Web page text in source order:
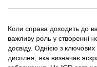
Коли справа доходить до
важливу роль у створенні
досвіду. Однією з ключових
дисплея, яка визначає